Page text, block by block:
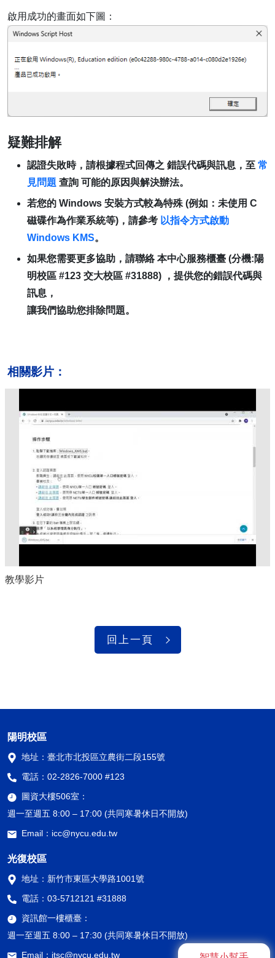
啟用成功的畫面如下圖：
疑難排解
認證失敗時，請根據程式回傳之 錯誤代碼與訊息，至 常
見問題 查詢 可能的原因與解決辦法。
若您的 Windows 安裝方式較為特殊 (例如：未使用 C
磁碟作為作業系統等)，請參考 以指令方式啟動
Windows KMS。
如果您需要更多協助，請聯絡 本中心服務櫃臺 (分機:陽
明校區 #123 交大校區 #31888) ，提供您的錯誤代碼與
訊息，
讓我們協助您排除問題。
相關影片：
教學影片
回上一頁
陽明校區
地址： 臺北市北投區立農街二段155號
電話： 02-2826-7000 #123
圖資大樓506室：
週一至週五 8:00 – 17:00 (共同寒暑休日不開放)
Email： icc@nycu.edu.tw
光復校區
地址： 新竹市東區大學路1001號
電話： 03-5712121 #31888
資訊館一樓櫃臺：
週一至週五 8:00 – 17:30 (共同寒暑休日不開放)
Email： itsc@nycu.edu.tw